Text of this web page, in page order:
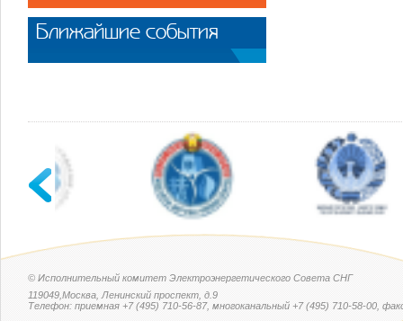
Ближайшие события
© Исполнительный комитет Электроэнергетического Совета СНГ
119049,Москва, Ленинский проспект, д.9
Телефон: приемная +7 (495) 710-56-87, многоканальный +7 (495) 710-58-00,